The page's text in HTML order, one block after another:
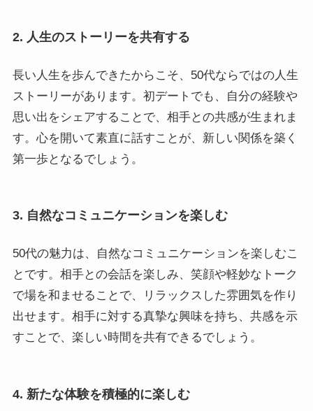
2. 人生のストーリーを共有する
長い人生を歩んできたからこそ、50代ならではの人生
ストーリーがあります。初デートでも、自分の経験や
思い出をシェアすることで、相手との共感が生まれま
す。心を開いて素直に話すことが、新しい関係を築く
第一歩となるでしょう。
3. 自然なコミュニケーションを楽しむ
50代の魅力は、自然なコミュニケーションを楽しむこ
とです。相手との会話を楽しみ、笑顔や軽妙なトーク
で場を和ませることで、リラックスした雰囲気を作り
出せます。相手に対する真摯な興味を持ち、共感を示
すことで、楽しい時間を共有できるでしょう。
4. 新たな体験を積極的に楽しむ